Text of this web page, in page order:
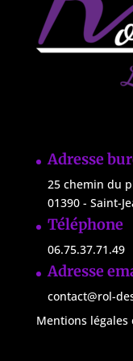
Adresse
25 chemin du
01390 - Saint-
Téléphone
06.75.37.71.49
Adresse
contact@rol-
Mentions